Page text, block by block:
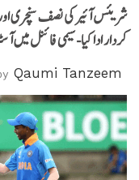
شریئس آئیر کی نصف سنچری
کردار ادا کیا-سیمی فائنل میں
Qaumi Tanzeem